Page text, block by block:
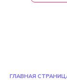
ГЛАВНАЯ